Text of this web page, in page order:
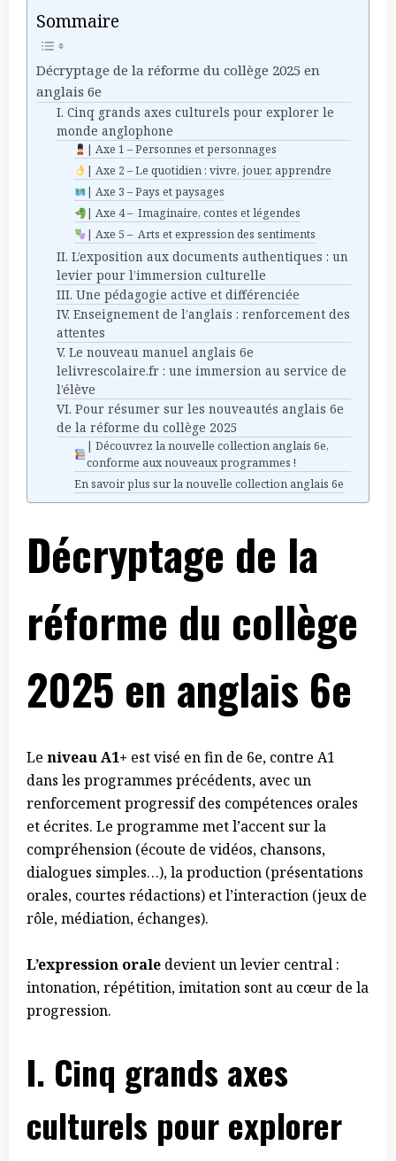
Sommaire
Décryptage de la réforme du collège 2025 en
anglais 6e
I. Cinq grands axes culturels pour explorer le
monde anglophone
| Axe 1 – Personnes et personnages
| Axe 2 – Le quotidien : vivre, jouer, apprendre
| Axe 3 – Pays et paysages
| Axe 4 – Imaginaire, contes et légendes
| Axe 5 – Arts et expression des sentiments
II. L’exposition aux documents authentiques : un
levier pour l’immersion culturelle
III. Une pédagogie active et différenciée
IV. Enseignement de l’anglais : renforcement des
attentes
V. Le nouveau manuel anglais 6e
lelivrescolaire.fr : une immersion au service de
l’élève
VI. Pour résumer sur les nouveautés anglais 6e
de la réforme du collège 2025
| Découvrez la nouvelle collection anglais 6e,
conforme aux nouveaux programmes !
En savoir plus sur la nouvelle collection anglais 6e
Décryptage de la
réforme du collège
2025 en anglais 6e
Le niveau A1+ est visé en fin de 6e, contre A1
dans les programmes précédents, avec un
renforcement progressif des compétences orales
et écrites. Le programme met l’accent sur la
compréhension (écoute de vidéos, chansons,
dialogues simples…), la production (présentations
orales, courtes rédactions) et l’interaction (jeux de
rôle, médiation, échanges).
L’expression orale devient un levier central :
intonation, répétition, imitation sont au cœur de la
progression.
I. Cinq grands axes
culturels pour explorer